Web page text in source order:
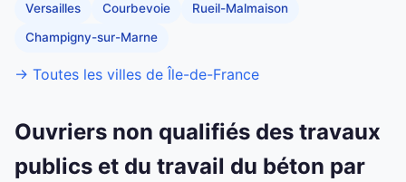
Versailles Courbevoie Rueil-Malmaison
Champigny-sur-Marne
→ Toutes les villes de Île-de-France
Ouvriers non qualifiés des travaux
publics et du travail du béton par